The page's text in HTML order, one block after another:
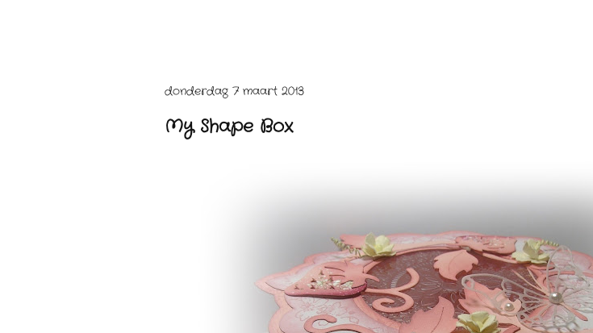
donderdag 7 maart 2013
My Shape Box